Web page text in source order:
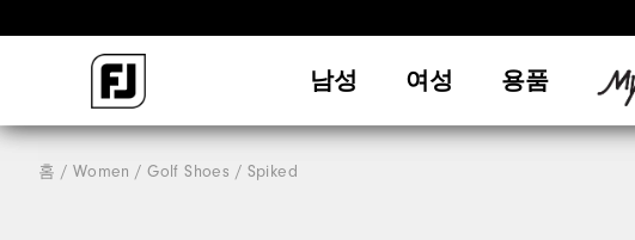
남성 여성 용품
홈 Women Golf Shoes Spiked